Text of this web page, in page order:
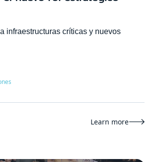
infraestructuras críticas y nuevos
Learn more